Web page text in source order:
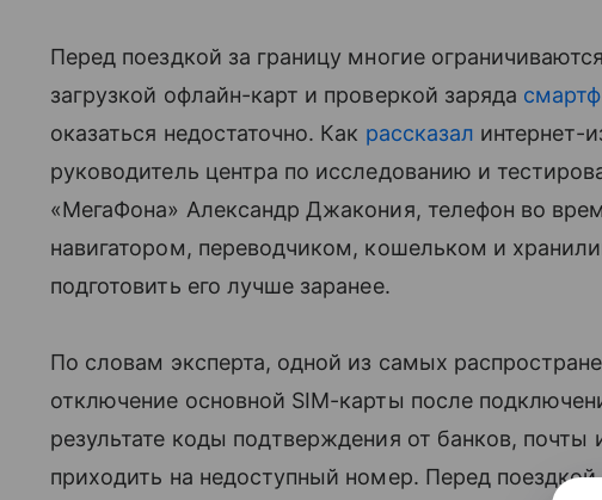
Перед поездкой за границу многие
загрузкой офлайн-карт и проверкой заряда
оказаться недостаточно. Как рассказал интернет-
руководитель центра по исследованию и
«МегаФона» Александр Джакония, телефон во
навигатором, переводчиком, кошельком и
подготовить его лучше заранее.
По словам эксперта, одной из самых
отключение основной SIM-карты после
результате коды подтверждения от банков,
приходить на недоступный номер. Перед